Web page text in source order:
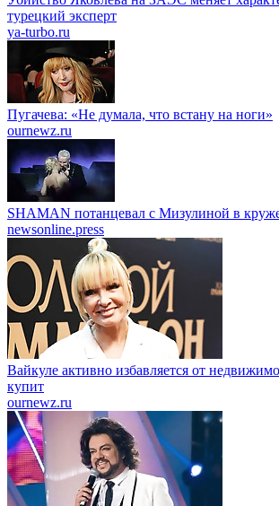
турецкий эксперт
ya-turbo.ru
Пугачева: «Не думала, что встану на ноги»
ournewz.ru
SHAMAN потанцевал с Мизулиной в
newsonline.press
Вайкуле активно избавляется от
купит
ournewz.ru